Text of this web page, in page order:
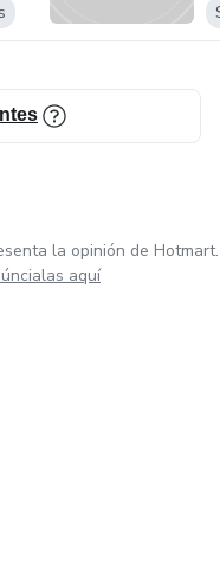
la opinión de Hotmart.
aquí